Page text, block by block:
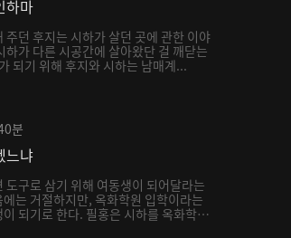
하마
주던 후지는 시하가 살던 곳에 관한 이야
하가 다른 시공간에 살아왔단 걸 깨닫는
되기 위해 후지와 시하는 남매계...
분
느냐
도구로 삼기 위해 여동생이 되어달라는
는 거절하지만, 옥화학원 입학이라는
되기로 한다. 필홍은 시하를 옥화학